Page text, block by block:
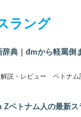
ラング
典｜đmから軽罵倒
解説・レビュー
ベトナム
Zベトナム人の最新ス